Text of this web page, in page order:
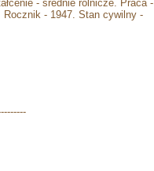
- średnie rolnicze. Praca -
Rocznik - 1947. Stan cywilny -